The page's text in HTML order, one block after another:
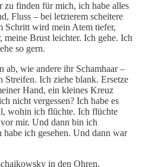
zu finden für mich, ich habe alles
Fluss – bei letzterem scheitere
Schritt wird mein Atem tiefer,
meine Brust leichter. Ich gehe. Ich
so gern.
ab, wie andere ihr Schamhaar –
Streifen. Ich ziehe blank. Ersetze
Hand, ein kleines Kreuz
nicht vergessen? Ich habe es
wohin ich flüchte. Ich flüchte
mir. Und dann bin ich
habe ich gesehen. Und dann war
in den Ohren,